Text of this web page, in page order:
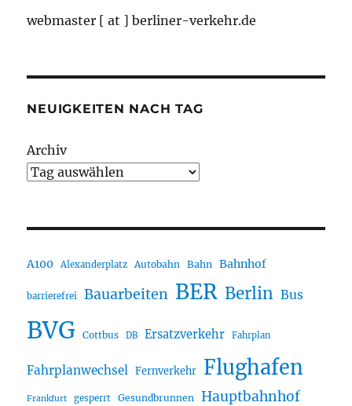
webmaster [ at ] berliner-verkehr.de
NEUIGKEITEN NACH TAG
Archiv
A100 Alexanderplatz Autobahn Bahn Bahnhof
barrierefrei Bauarbeiten BER Berlin Bus
BVG Cottbus DB Ersatzverkehr Fahrplan
Fahrplanwechsel Fernverkehr Flughafen
Frankfurt gesperrt Gesundbrunnen Hauptbahnhof